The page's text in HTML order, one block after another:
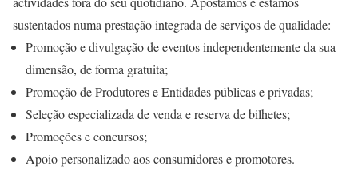
sustentados numa prestação integrada de serviços de qualidade:
Promoção e divulgação de eventos independentemente da sua
dimensão, de forma gratuita;
Promoção de Produtores e Entidades públicas e privadas;
Seleção especializada de venda e reserva de bilhetes;
Promoções e concursos;
Apoio personalizado aos consumidores e promotores.